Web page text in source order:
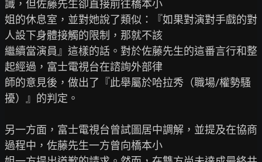
識，但佐藤先生卻直接前往橋本小
姐的休息室，並對她說了類似：『如果對演對手戲的對
人設下身體接觸的限制，那就不該
繼續當演員』這樣的話。對於佐藤先生的這番言行和整
起經過，富士電視台在諮詢外部律
師的意見後，做出了『此舉屬於哈拉秀（職場/權勢騷
擾）』的判定。
另一方面，富士電視台曾試圖居中調解，並提及在協商
過程中，佐藤先生一方曾向橋本小